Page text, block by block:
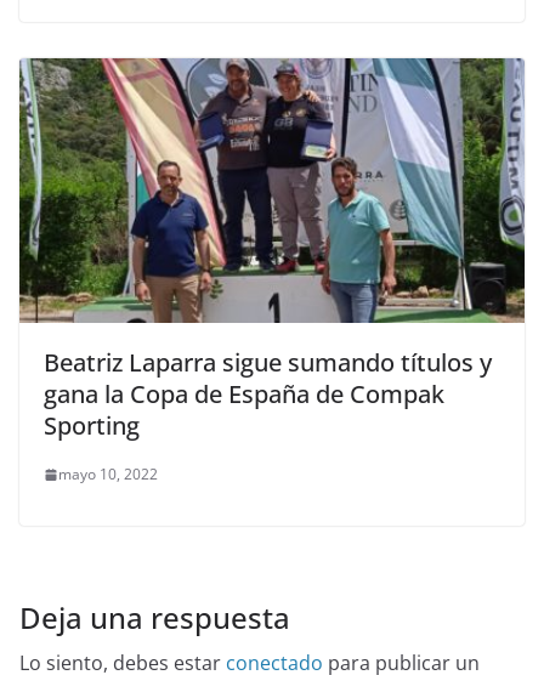
Beatriz Laparra sigue sumando títulos y
gana la Copa de España de Compak
Sporting
mayo 10, 2022
Deja una respuesta
Lo siento, debes estar conectado para publicar un